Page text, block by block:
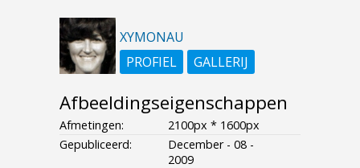
XYMONAU
PROFIEL
GALLERIJ
Afbeeldingseigenschappen
Afmetingen:
2100px * 1600px
Gepubliceerd:
December - 08 -
2009